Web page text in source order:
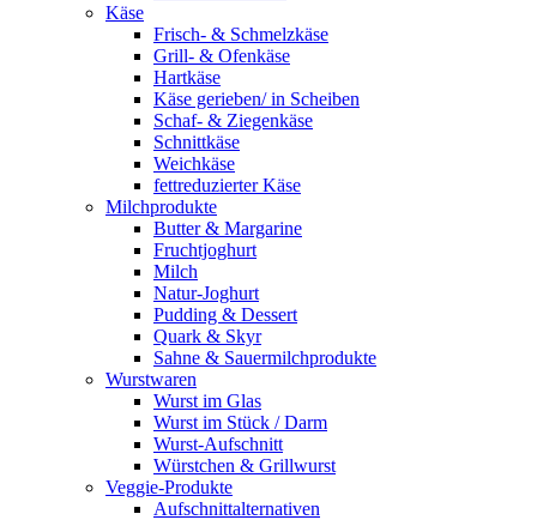
Käse
Frisch- & Schmelzkäse
Grill- & Ofenkäse
Hartkäse
Käse gerieben/ in Scheiben
Schaf- & Ziegenkäse
Schnittkäse
Weichkäse
fettreduzierter Käse
Milchprodukte
Butter & Margarine
Fruchtjoghurt
Milch
Natur-Joghurt
Pudding & Dessert
Quark & Skyr
Sahne & Sauermilchprodukte
Wurstwaren
Wurst im Glas
Wurst im Stück / Darm
Wurst-Aufschnitt
Würstchen & Grillwurst
Veggie-Produkte
Aufschnittalternativen